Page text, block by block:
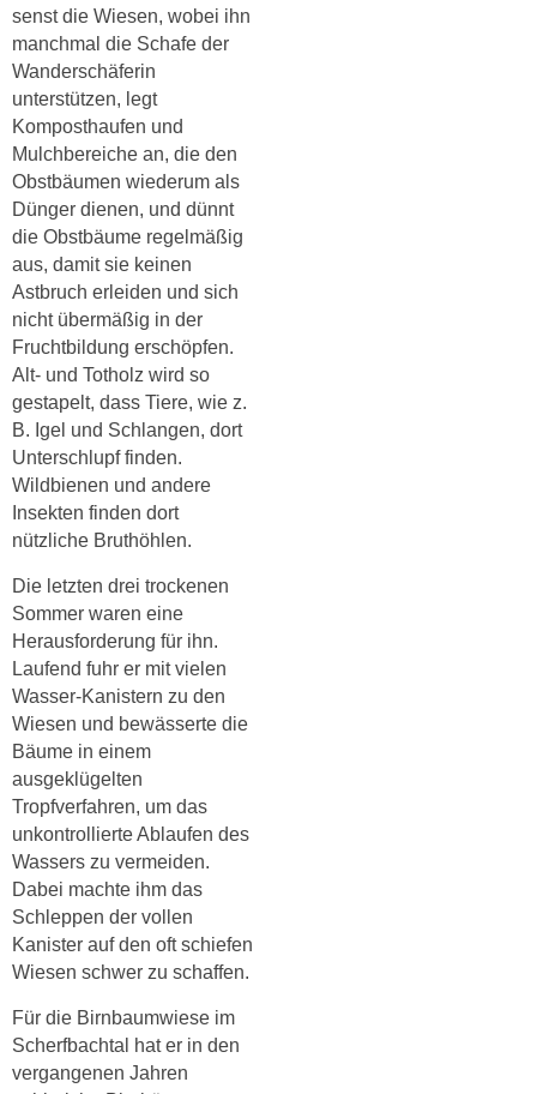
senst die Wiesen, wobei ihn
manchmal die Schafe der
Wanderschäferin
unterstützen, legt
Komposthaufen und
Mulchbereiche an, die den
Obstbäumen wiederum als
Dünger dienen, und dünnt
die Obstbäume regelmäßig
aus, damit sie keinen
Astbruch erleiden und sich
nicht übermäßig in der
Fruchtbildung erschöpfen.
Alt- und Totholz wird so
gestapelt, dass Tiere, wie z.
B. Igel und Schlangen, dort
Unterschlupf finden.
Wildbienen und andere
Insekten finden dort
nützliche Bruthöhlen.
Die letzten drei trockenen
Sommer waren eine
Herausforderung für ihn.
Laufend fuhr er mit vielen
Wasser-Kanistern zu den
Wiesen und bewässerte die
Bäume in einem
ausgeklügelten
Tropfverfahren, um das
unkontrollierte Ablaufen des
Wassers zu vermeiden.
Dabei machte ihm das
Schleppen der vollen
Kanister auf den oft schiefen
Wiesen schwer zu schaffen.
Für die Birnbaumwiese im
Scherfbachtal hat er in den
vergangenen Jahren